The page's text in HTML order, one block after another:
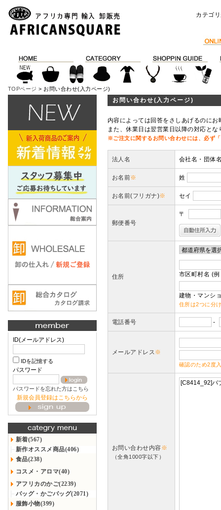
カテゴ
TOPページ > お問い合わせ(入力ページ)
ID(メールアドレス)
IDを記憶する
パスワード
パスワードを忘れた方はこちら
新規会員登録はこちらから
新着(567)
新作オススメ商品(406)
食品(238)
コスメ・アロマ(40)
アフリカのかご(2239)
バッグ・かごバッグ(2071)
服飾小物(399)
お問い合わせ(入力ページ)
内容によっては回答をさしあげるのに
また、休業日は翌営業日以降の対応と
※ご注文に関するお問い合わせには、必ず
法人名 会社名・団体
お名前※ 姓
お名前(フリガナ)※ セイ
郵便番号
〒
住所 市区町村名 (
建物・マンシ
住所は2つに分
電話番号 -
メールアドレス※
確認のため2度
お問い合わせ内容※
（全角1000字以下）